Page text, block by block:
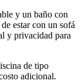
y un baño con
estar con un sofá
y privacidad para
de tipo
adicional.